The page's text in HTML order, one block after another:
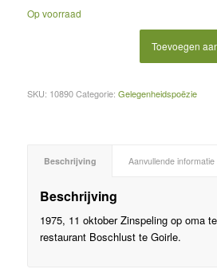
Op voorraad
Toevoegen
SKU: 10890 Categorie: Gelegenheidspoëzie
Beschrijving Aanvullende informatie
Beschrijving
1975, 11 oktober Zinspeling op oma
restaurant Boschlust te Goirle.